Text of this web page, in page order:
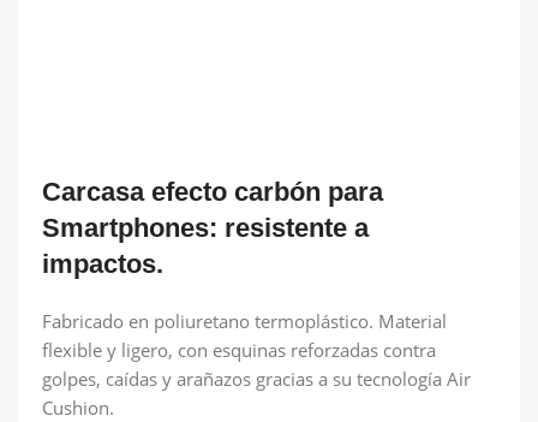
Carcasa efecto carbón para
Smartphones: resistente a
impactos.
Fabricado en poliuretano termoplástico. Material
flexible y ligero, con esquinas reforzadas contra
golpes, caídas y arañazos gracias a su tecnología Air
Cushion.